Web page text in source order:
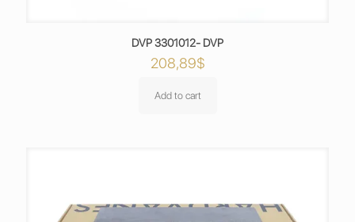
DVP 3301012- DVP
208,89$
Add to cart